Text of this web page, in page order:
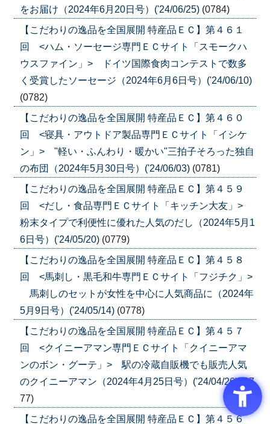
をお届け（2024年6月20日号）('24/06/25) (0784)
【こだわりの逸品を全国展開 特産品ＥＣ】第４６１
回 <ハム・ソーセージ専門ＥＣサイト「スモークハ
ウスファイン」> ドイツ国際食肉コンテストで数多
く受賞したソーセージ（2024年6月6日号）('24/06/10)
(0782)
【こだわりの逸品を全国展開 特産品ＥＣ】第４６０
回 <寝具・アウトドア製品専門ＥＣサイト「イシケ
ン」> "軽い・ふんわり・暖かい"三拍子そろった独自
の布団（2024年5月30日号）('24/06/03) (0781)
【こだわりの逸品を全国展開 特産品ＥＣ】第４５９
回 <だし・食品専門ＥＣサイト「キッチン大友」>
粉末タイプで利便性に優れた人気のだし（2024年5月1
6日号）('24/05/20) (0779)
【こだわりの逸品を全国展開 特産品ＥＣ】第４５８
回 <馬刺し・黒毛和牛専門ＥＣサイト「フジチク」>
馬刺しのセットが女性を中心に人気商品に（2024年
5月9日号）('24/05/14) (0778)
【こだわりの逸品を全国展開 特産品ＥＣ】第４５７
回 <クイニーアマン専門ＥＣサイト「クイニーアマ
ンのボン・グーテ」> 駅の冷蔵自販機でも販売人気
のクイニーアマン（2024年4月25日号）('24/04/26)
(07
77)
【こだわりの逸品を全国展開 特産品ＥＣ】第４５６